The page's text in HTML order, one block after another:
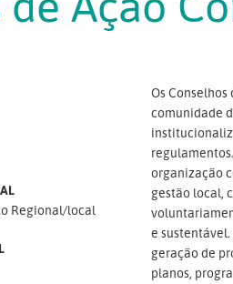
Regional/local
Os
comunidade
organização
gestão local,
e
geração de
planos,